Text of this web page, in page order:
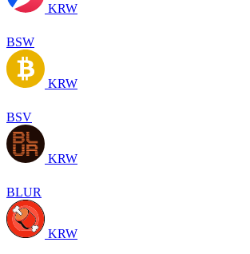
KRW
BSW
KRW
BSV
KRW
BLUR
KRW